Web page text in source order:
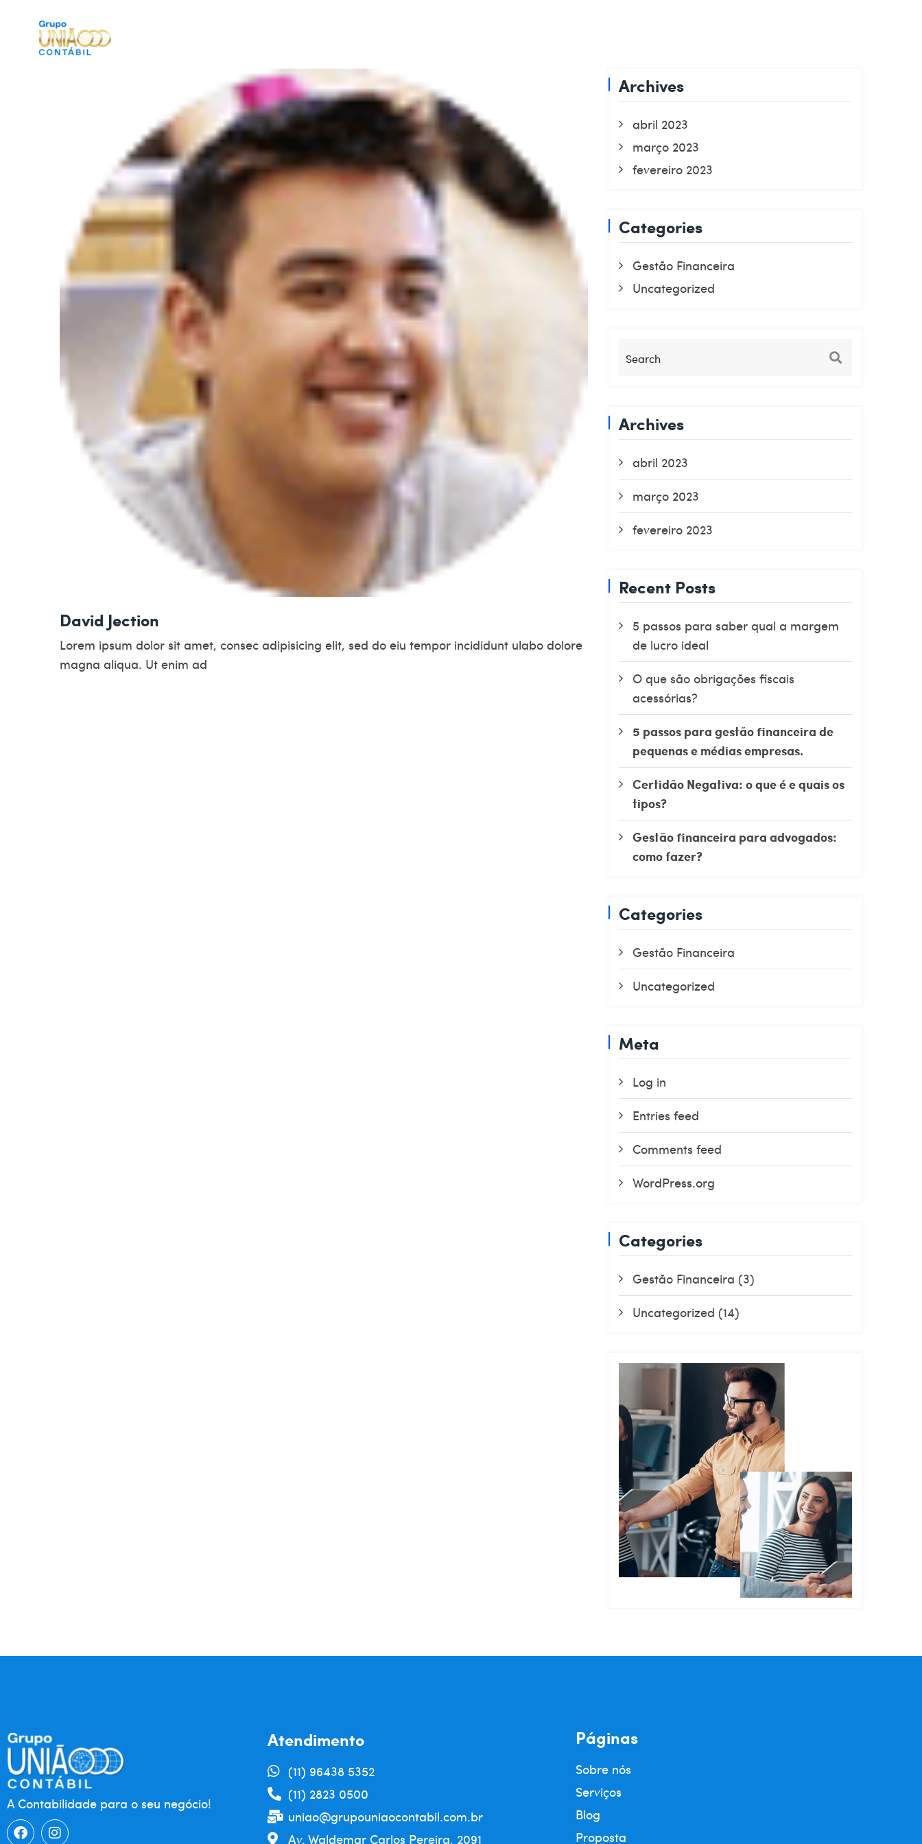
David Jection
Lorem ipsum dolor sit amet, consec adipisicing elit, sed do eiu tempor incididunt ulabo dolore
magna aliqua. Ut enim ad
Archives
abril 2023
março 2023
fevereiro 2023
Categories
Gestão Financeira
Uncategorized
Archives
abril 2023
março 2023
fevereiro 2023
Recent Posts
5 passos para saber qual a margem
de lucro ideal
O que são obrigações fiscais
acessórias?
5 passos para gestão financeira de
pequenas e médias empresas.
Certidão Negativa: o que é e quais os
tipos?
Gestão financeira para advogados:
como fazer?
Categories
Gestão Financeira
Uncategorized
Meta
Log in
Entries feed
Comments feed
WordPress.org
Categories
Gestão Financeira (3)
Uncategorized (14)
A Contabilidade para o seu negócio!
Atendimento
(11) 96438 5352
(11) 2823 0500
uniao@grupouniaocontabil.com.br
Av. Waldemar Carlos Pereira, 2091
Páginas
Sobre nós
Serviços
Blog
Proposta